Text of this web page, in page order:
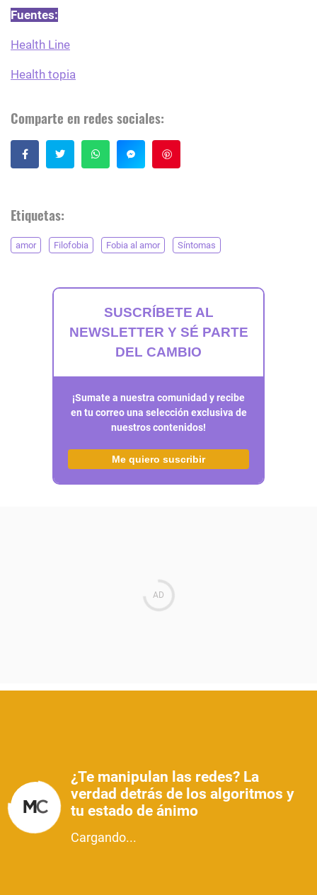
Fuentes:
Health Line
Health topia
Comparte en redes sociales:
Etiquetas:
amor Filofobia Fobia al amor Síntomas
SUSCRÍBETE AL
NEWSLETTER Y SÉ PARTE
DEL CAMBIO
¡Sumate a nuestra comunidad y recibe
en tu correo una selección exclusiva de
nuestros contenidos!
Me quiero suscribir
¿Te manipulan las redes? La
verdad detrás de los algoritmos y
tu estado de ánimo
Cargando...